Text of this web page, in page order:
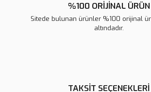
%100 ORİJİNAL ÜRÜN
Sitede bulunan ürünler %100 orijinal
altındadır.
TAKSİT SEÇENEKLERİ